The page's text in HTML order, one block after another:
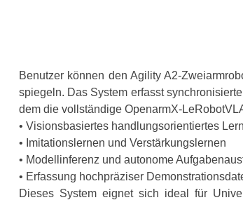
Benutzer können den Agility A2-
spiegeln. Das System erfasst
dem die vollständige OpenarmX-
• Visionsbasiertes handlungsorientiertes
• Imitationslernen und Verstärkungslernen
• Modellinferenz und autonome
• Erfassung hochpräziser
Dieses System eignet sich ideal für